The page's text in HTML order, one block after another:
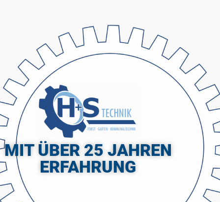
MIT ÜBER 25 JAHREN
ERFAHRUNG